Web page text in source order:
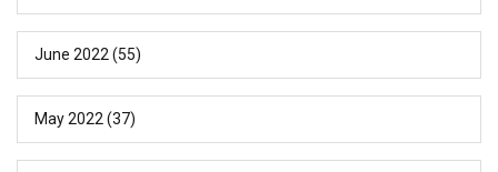
June 2022 (55)
May 2022 (37)